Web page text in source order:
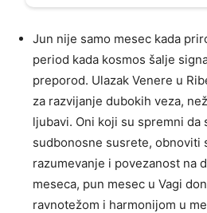
Jun nije samo mesec kada
period kada kosmos šalje
preporod. Ulazak Venere u
za razvijanje dubokih veza,
ljubavi. Oni koji su spremni
sudbonosne susrete, obnoviti
razumevanje i povezanost na
meseca, pun mesec u Vagi
ravnotežom i harmonijom u